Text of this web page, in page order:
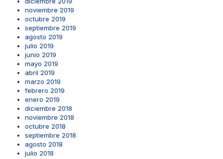
noviembre 2019
octubre 2019
septiembre 2019
agosto 2019
julio 2019
junio 2019
mayo 2019
abril 2019
marzo 2019
febrero 2019
enero 2019
diciembre 2018
noviembre 2018
octubre 2018
septiembre 2018
agosto 2018
julio 2018